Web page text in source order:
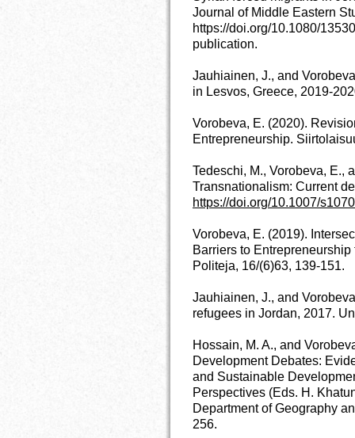
Journal of Middle Eastern
https://doi.org/10.1080/
publication.
Jauhiainen, J., and
in Lesvos, Greece, 2019-
Vorobeva, E. (2020).
Entrepreneurship.
Tedeschi, M., Vorobeva, E.,
Transnationalism: Current
https://doi.org/10.1007/
Vorobeva, E. (2019).
Barriers to
Politeja, 16/(6)63, 139-151.
Jauhiainen, J., and
refugees in Jordan, 2017.
Hossain, M. A., and
Development Debates:
and Sustainable
Perspectives (Eds. H.
Department of Geography
256.